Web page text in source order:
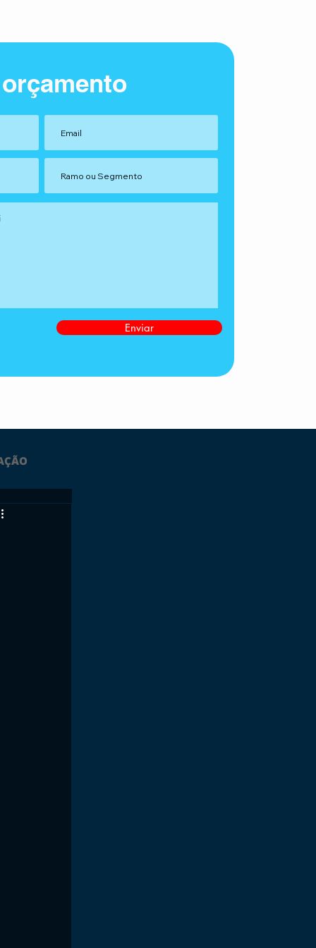
Enviar